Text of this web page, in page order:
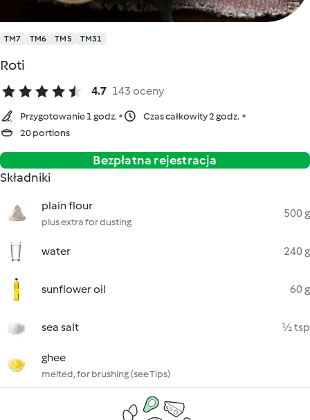
TM7 TM6 TM5 TM31
Roti
4.7 143 oceny
Przygotowanie 1 godz.
Czas całkowity 2 godz.
20 portions
Bezpłatna rejestracja
Składniki
plain flour
plus extra for dusting
500 g
water 240 g
sunflower oil 60 g
sea salt ½ tsp
ghee
melted, for brushing (see Tips)